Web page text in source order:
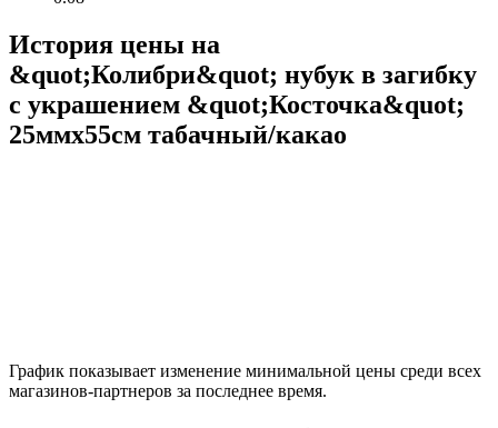
История цены на
&quot;Колибри&quot; нубук в загибку
с украшением &quot;Косточка&quot;
25ммх55см табачный/какао
График показывает изменение минимальной цены среди всех
магазинов-партнеров за последнее время.